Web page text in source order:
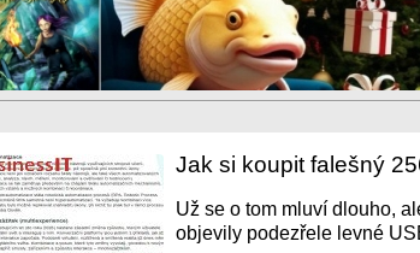
Jak si koupit falešný
Už se o tom mluví dlouho,
objevily podezřele levné